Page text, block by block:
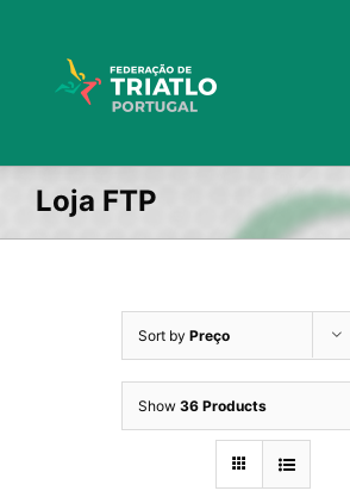
Loja FTP
Sort by Preço
Show 36 Products